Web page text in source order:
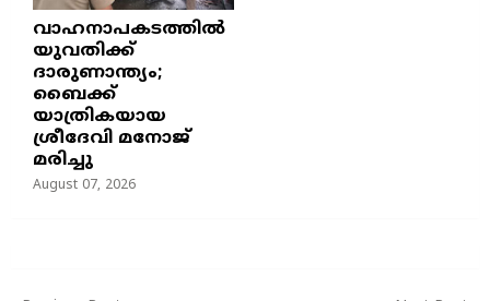
വാഹനാപകടത്തിൽ
യുവതിക്ക്
ദാരുണാന്ത്യം;
ബൈക്ക്
യാത്രികയായ
ശ്രീദേവി മനോജ്
മരിച്ചു
August 07, 2026